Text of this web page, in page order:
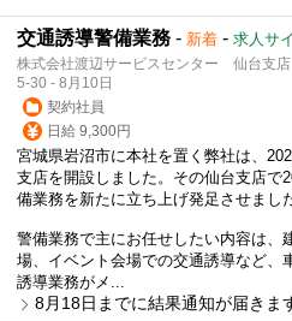
交通誘導警備業務 - 新着 - 求人サ
株式会社渡辺サービスセンター 仙台支
5-30 - 8月10日
契約社員
日給 9,300円
宮城県岩沼市に本社を置く弊社は、
支店を開設しました。その仙台支店で
備業務を新たに立ち上げ発足させまし
警備業務で主にお任せしたい内容は、
場、イベント会場での交通誘導など、
誘導業務がメ...
8月18日までに結果通知が届きま